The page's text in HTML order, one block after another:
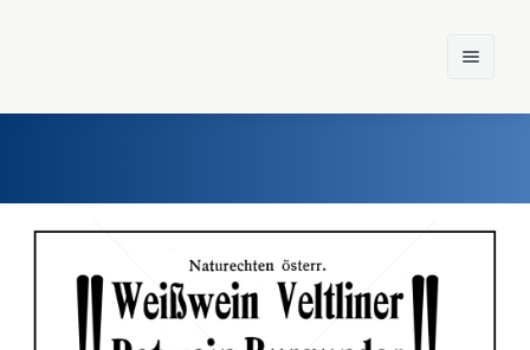
Home
Einst und Heute
Marken